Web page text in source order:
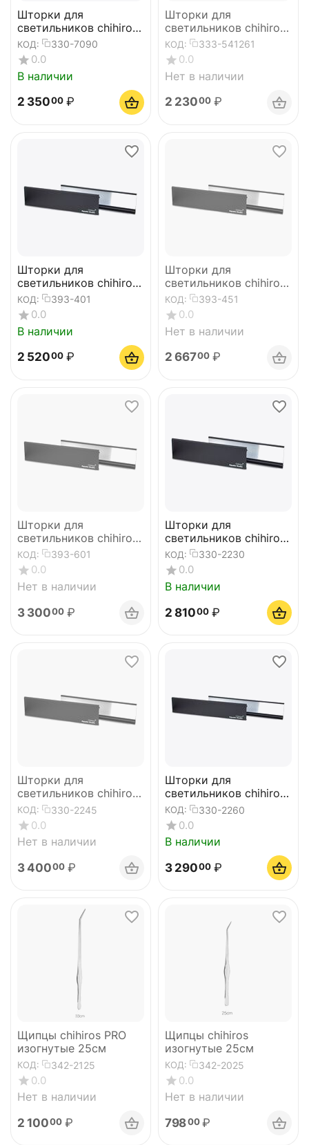
Шторки для
светильников chihiros
RGB VIVID II silver
зеркальные
КОД: 330-7090
0.0
В наличии
2 35000 ₽
Шторки для
светильников chihiros
WRGB2 Pro 30
зеркальные
КОД: 333-541261
0.0
Нет в наличии
2 23000 ₽
Шторки для
светильников chihiros
WRGB2 Pro 40
зеркальные
КОД: 393-401
0.0
В наличии
2 52000 ₽
Шторки для
светильников chihiros
WRGB2 Pro 45
зеркальные
КОД: 393-451
0.0
Нет в наличии
2 66700 ₽
Шторки для
светильников chihiros
WRGB2 Pro 60
зеркальные
КОД: 393-601
0.0
Нет в наличии
3 30000 ₽
Шторки для
светильников chihiros
WRGBII SLIM30 и
WRGB30II (с зеркалом)
КОД: 330-2230
0.0
В наличии
2 81000 ₽
Шторки для
светильников chihiros
WRGBII SLIM45 и
WRGB45II (с зеркалом)
КОД: 330-2245
0.0
Нет в наличии
3 40000 ₽
Шторки для
светильников chihiros
WRGBII SLIM60 и
WRGB60II (с зеркалом)
КОД: 330-2260
0.0
В наличии
3 29000 ₽
Щипцы chihiros PRO
изогнутые 25см
КОД: 342-2125
0.0
Нет в наличии
2 10000 ₽
Щипцы chihiros
изогнутые 25см
КОД: 342-2025
0.0
Нет в наличии
79800 ₽